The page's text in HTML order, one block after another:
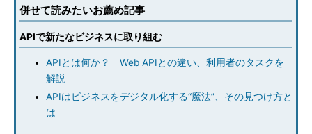
併せて読みたいお薦め記事
APIで新たなビジネスに取り組む
APIとは何か？ Web APIとの違い、利用者のタスクを
解説
APIはビジネスをデジタル化する“魔法”、その見つけ方と
は